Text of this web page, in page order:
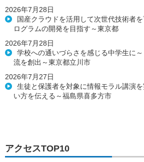
2026年7月28日
国産クラウドを活用して次世代技術者
ログラムの開発を目指す～東京都
2026年7月28日
学校への通いづらさを感じる中学生に
流を創出～東京都立川市
2026年7月27日
生徒と保護者を対象に情報モラル講演
い方を伝える～福島県喜多方市
アクセスTOP10